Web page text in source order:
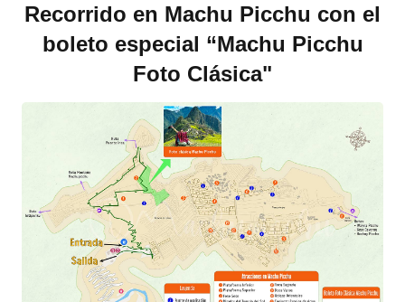
Recorrido en Machu Picchu con el
boleto especial “Machu Picchu
Foto Clásica"